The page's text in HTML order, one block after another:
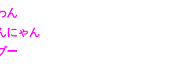
ゃん